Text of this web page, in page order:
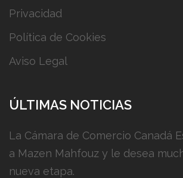
Privacidad
Política de Cookies
Aviso Legal
ÚLTIMAS NOTICIAS
La Cámara de Comercio Canadá
a Mazen Mahfouz y le desea
nueva etapa.